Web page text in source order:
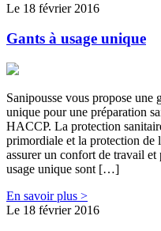
Le 18 février 2016
Gants à usage unique
Sanipousse vous propose une
unique pour une préparation
HACCP. La protection
primordiale et la protection de
assurer un confort de travail et
usage unique sont […]
En savoir plus >
Le 18 février 2016